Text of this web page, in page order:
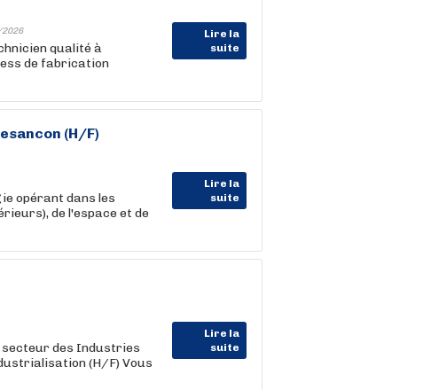
Lire la
suite
qualité à
de fabrication
(H/F)
Lire la
suite
opérant dans les
de l'espace et de
Lire la
suite
secteur des Industries
(H/F) Vous